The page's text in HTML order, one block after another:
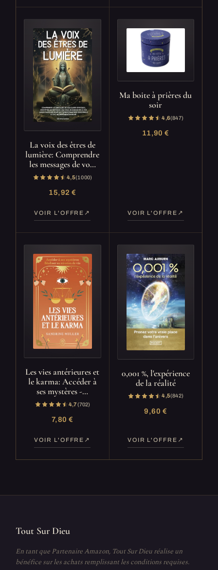
La voix des êtres de
lumière: Comprendre
les messages de vo…
4,5(1 000)
15,92 €
VOIR L'OFFRE
Ma boite à prières du
soir
4,6(847)
11,90 €
VOIR L'OFFRE
Les vies antérieures et
le karma: Accéder à
ses mystères -…
4,7(702)
7,80 €
VOIR L'OFFRE
0,001 %, l'expérience
de la réalité
4,5(842)
9,60 €
VOIR L'OFFRE
Tout Sur Dieu
En tant que Partenaire Amazon, Tout Sur Dieu réalise un
bénéfice sur les achats remplissant les conditions requises.